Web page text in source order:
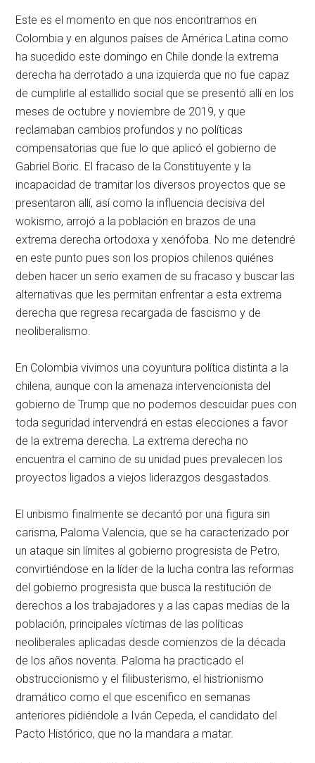
Este es el momento en que nos encontramos en
Colombia y en algunos países de América Latina como
ha sucedido este domingo en Chile donde la extrema
derecha ha derrotado a una izquierda que no fue capaz
de cumplirle al estallido social que se presentó allí en los
meses de octubre y noviembre de 2019, y que
reclamaban cambios profundos y no políticas
compensatorias que fue lo que aplicó el gobierno de
Gabriel Boric. El fracaso de la Constituyente y la
incapacidad de tramitar los diversos proyectos que se
presentaron allí, así como la influencia decisiva del
wokismo, arrojó a la población en brazos de una
extrema derecha ortodoxa y xenófoba. No me detendré
en este punto pues son los propios chilenos quiénes
deben hacer un serio examen de su fracaso y buscar las
alternativas que les permitan enfrentar a esta extrema
derecha que regresa recargada de fascismo y de
neoliberalismo.
En Colombia vivimos una coyuntura política distinta a la
chilena, aunque con la amenaza intervencionista del
gobierno de Trump que no podemos descuidar pues con
toda seguridad intervendrá en estas elecciones a favor
de la extrema derecha. La extrema derecha no
encuentra el camino de su unidad pues prevalecen los
proyectos ligados a viejos liderazgos desgastados.
El uribismo finalmente se decantó por una figura sin
carisma, Paloma Valencia, que se ha caracterizado por
un ataque sin límites al gobierno progresista de Petro,
convirtiéndose en la líder de la lucha contra las reformas
del gobierno progresista que busca la restitución de
derechos a los trabajadores y a las capas medias de la
población, principales víctimas de las políticas
neoliberales aplicadas desde comienzos de la década
de los años noventa. Paloma ha practicado el
obstruccionismo y el filibusterismo, el histrionismo
dramático como el que escenifico en semanas
anteriores pidiéndole a Iván Cepeda, el candidato del
Pacto Histórico, que no la mandara a matar.